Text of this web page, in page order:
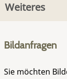
Weiteres
Bildanfragen
Sie möchten